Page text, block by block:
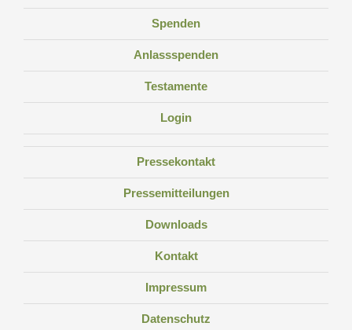
Spenden
Anlassspenden
Testamente
Login
Pressekontakt
Pressemitteilungen
Downloads
Kontakt
Impressum
Datenschutz